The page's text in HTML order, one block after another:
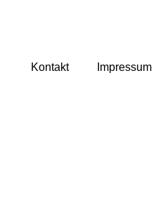
Kontakt Impressum